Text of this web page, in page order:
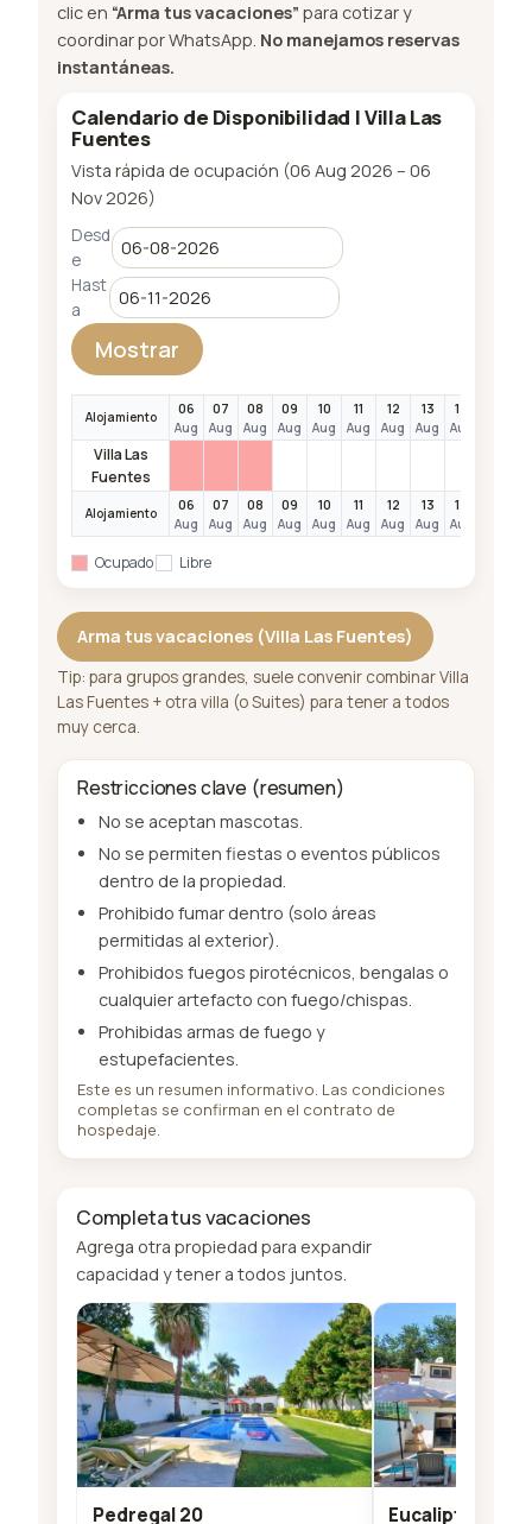
clic en “Arma tus vacaciones” para cotizar y
coordinar por WhatsApp. No manejamos reservas
instantáneas.
Calendario de Disponibilidad | Villa Las
Fuentes
Vista rápida de ocupación (06 Aug 2026 – 06
Nov 2026)
Desd
e
Hast
a
Mostrar
Alojamiento 06
Aug
07
Aug
08
Aug
09
Aug
10
Aug
11
Aug
12
Aug
13
Aug
14
Aug
Villa Las
Fuentes
Alojamiento 06
Aug
07
Aug
08
Aug
09
Aug
10
Aug
11
Aug
12
Aug
13
Aug
14
Aug
Ocupado Libre
Arma tus vacaciones (Villa Las Fuentes)
Tip: para grupos grandes, suele convenir combinar Villa
Las Fuentes + otra villa (o Suites) para tener a todos
muy cerca.
Restricciones clave (resumen)
No se aceptan mascotas.
No se permiten fiestas o eventos públicos
dentro de la propiedad.
Prohibido fumar dentro (solo áreas
permitidas al exterior).
Prohibidos fuegos pirotécnicos, bengalas o
cualquier artefacto con fuego/chispas.
Prohibidas armas de fuego y
estupefacientes.
Este es un resumen informativo. Las condiciones
completas se confirman en el contrato de
hospedaje.
Completa tus vacaciones
Agrega otra propiedad para expandir
capacidad y tener a todos juntos.
Pedregal 20 Eucalipto 26